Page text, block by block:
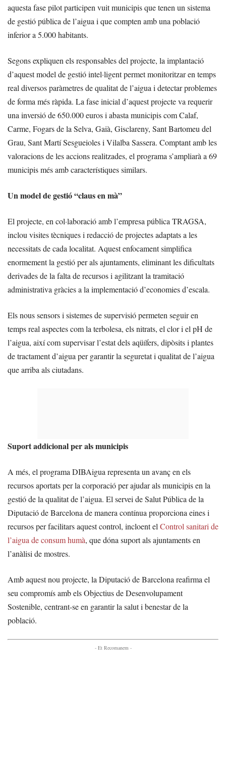
aquesta fase pilot participen vuit municipis que tenen un sistema
de gestió pública de l’aigua i que compten amb una població
inferior a 5.000 habitants.
Segons expliquen els responsables del projecte, la implantació
d’aquest model de gestió intel·ligent permet monitoritzar en temps
real diversos paràmetres de qualitat de l’aigua i detectar problemes
de forma més ràpida. La fase inicial d’aquest projecte va requerir
una inversió de 650.000 euros i abasta municipis com Calaf,
Carme, Fogars de la Selva, Gaià, Gisclareny, Sant Bartomeu del
Grau, Sant Martí Sesgueioles i Vilalba Sassera. Comptant amb les
valoracions de les accions realitzades, el programa s’ampliarà a 69
municipis més amb característiques similars.
Un model de gestió “claus en mà”
El projecte, en col·laboració amb l’empresa pública TRAGSA,
inclou visites tècniques i redacció de projectes adaptats a les
necessitats de cada localitat. Aquest enfocament simplifica
enormement la gestió per als ajuntaments, eliminant les dificultats
derivades de la falta de recursos i agilitzant la tramitació
administrativa gràcies a la implementació d’economies d’escala.
Els nous sensors i sistemes de supervisió permeten seguir en
temps real aspectes com la terbolesa, els nitrats, el clor i el pH de
l’aigua, així com supervisar l’estat dels aqüífers, dipòsits i plantes
de tractament d’aigua per garantir la seguretat i qualitat de l’aigua
que arriba als ciutadans.
Suport addicional per als municipis
A més, el programa DIBAigua representa un avanç en els
recursos aportats per la corporació per ajudar als municipis en la
gestió de la qualitat de l’aigua. El servei de Salut Pública de la
Diputació de Barcelona de manera contínua proporciona eines i
recursos per facilitars aquest control, incloent el Control sanitari de
l’aigua de consum humà, que dóna suport als ajuntaments en
l’anàlisi de mostres.
Amb aquest nou projecte, la Diputació de Barcelona reafirma el
seu compromís amb els Objectius de Desenvolupament
Sostenible, centrant-se en garantir la salut i benestar de la
població.
- Et Recomanem -